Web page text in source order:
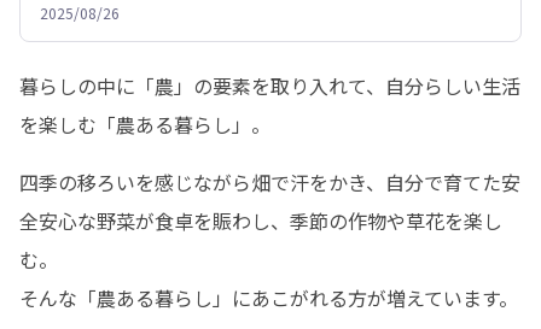
2025/08/26
暮らしの中に「農」の要素を取り入れて、自分らしい生活
を楽しむ「農ある暮らし」。
四季の移ろいを感じながら畑で汗をかき、自分で育てた安
全安心な野菜が食卓を賑わし、季節の作物や草花を楽し
む。
そんな「農ある暮らし」にあこがれる方が増えています。